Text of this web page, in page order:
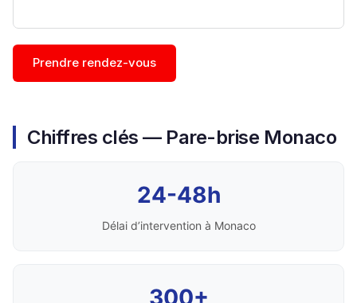
Prendre rendez-vous
Chiffres clés — Pare-brise Monaco
24-48h
Délai d’intervention à Monaco
300+